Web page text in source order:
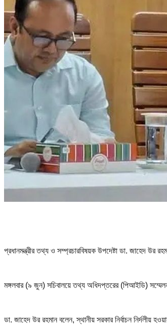
প্রধানমন্ত্রীর তথ্য ও সম্প্রচারবিষয়ক উপদেষ্টা ডা. জাহেদ উর
মঙ্গলবার (৯ জুন) সচিবালয়ে তথ্য অধিদপ্তরের (পিআইডি)
ডা. জাহেদ উর রহমান বলেন, স্থানীয় সরকার নির্বাচন নির্দলীয়